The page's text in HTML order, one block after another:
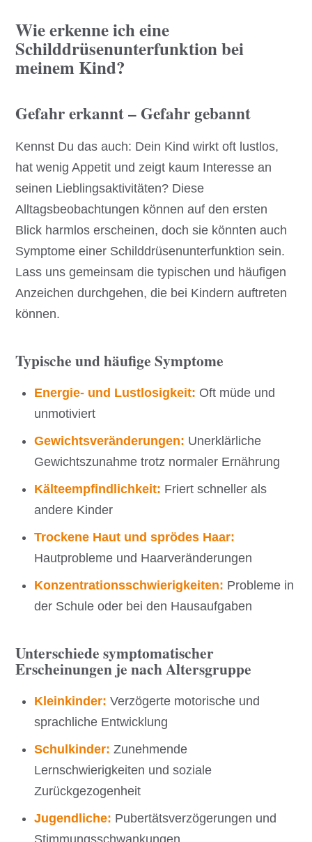
Wie erkenne ich eine
Schilddrüsenunterfunktion bei
meinem Kind?
Gefahr erkannt – Gefahr gebannt
Kennst Du das auch: Dein Kind wirkt oft lustlos,
hat wenig Appetit und zeigt kaum Interesse an
seinen Lieblingsaktivitäten? Diese
Alltagsbeobachtungen können auf den ersten
Blick harmlos erscheinen, doch sie könnten auch
Symptome einer Schilddrüsenunterfunktion sein.
Lass uns gemeinsam die typischen und häufigen
Anzeichen durchgehen, die bei Kindern auftreten
können.
Typische und häufige Symptome
Energie- und Lustlosigkeit: Oft müde und
unmotiviert
Gewichtsveränderungen: Unerklärliche
Gewichtszunahme trotz normaler Ernährung
Kälteempfindlichkeit: Friert schneller als
andere Kinder
Trockene Haut und sprödes Haar:
Hautprobleme und Haarveränderungen
Konzentrationsschwierigkeiten: Probleme in
der Schule oder bei den Hausaufgaben
Unterschiede symptomatischer
Erscheinungen je nach Altersgruppe
Kleinkinder: Verzögerte motorische und
sprachliche Entwicklung
Schulkinder: Zunehmende
Lernschwierigkeiten und soziale
Zurückgezogenheit
Jugendliche: Pubertätsverzögerungen und
Stimmungsschwankungen